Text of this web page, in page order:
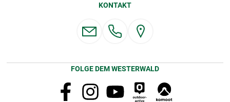
KONTAKT
FOLGE DEM WESTERWALD